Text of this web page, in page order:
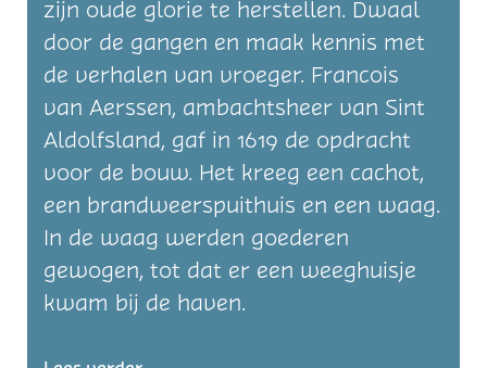
zijn oude glorie te herstellen. Dwaal
door de gangen en maak kennis met
de verhalen van vroeger. Francois
van Aerssen, ambachtsheer van Sint
Aldolfsland, gaf in 1619 de opdracht
voor de bouw. Het kreeg een cachot,
een brandweerspuithuis en een waag.
In de waag werden goederen
gewogen, tot dat er een weeghuisje
kwam bij de haven.